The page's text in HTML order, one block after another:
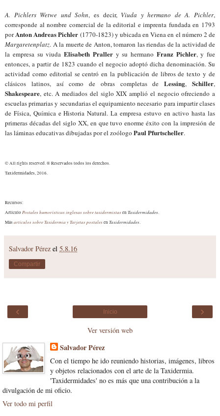
A. Pichlers Wetwe und Sohn, es decir, Viuda y hermano de A. Pichler,
corresponde al nombre comercial de la editorial e imprenta fundada en 1793
porAnton Andreas Pichler (1770-1823) y ubicada en Viena en el número 2 de
Margaretenplatz. A la muerte de Anton, tomaron las riendas de la actividad de
la empresasu viuda Elisabeth Praller y su hermano Franz Pichler, y fue
entonces, a partir de 1823 cuando el negocio adoptó dicha denominación. Su
actividad como editorial se centró en la publicación de libros de texto y de
clásicos latinos, así como de obras completas deLessing,Schiller,
Shakespeare, etc.A mediados del siglo XIX amplió el negocio ofreciendo a
escuelas primarias y secundarias el equipamiento necesario para impartir clases
de Física, Química e Historia Natural. La empresa estuvo en activo hasta las
primeras décadas del siglo XX, en que tuvo enorme éxito con laimpresión de
las láminas educativas dibujadas por el zoólogo Paul Pfurtscheller.
© All rights reserved. ® Reservados todos los derechos.
Taxidermidades, 2016.
Recursos:
Artículo Postales humorísticas inglesas sobre taxidermistasen Taxidermidades.
Más artículos sobre Taxidermia y Tarjetas postalesen Taxidermidades.
Salvador Pérez el 5.8.16
Compartir
‹ ›
Inicio
Ver versión web
Salvador Pérez
Con el tiempo he ido reuniendo historias, imágenes, libros
y objetos relacionados con el arte de la Taxidermia.
'Taxidermidades' no es más que una contribución a la
divulgación de mi oficio.
Ver todo mi perfil